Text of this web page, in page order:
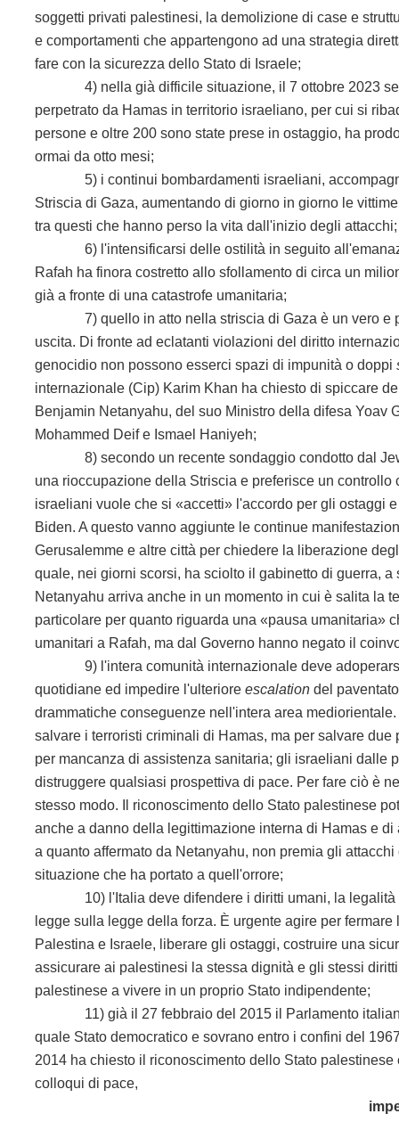
soggetti privati palestinesi, la demolizione di case e
e comportamenti che appartengono ad una strategia
fare con la sicurezza dello Stato di Israele;
4) nella già difficile situazione, il 7 ottobre 2023
perpetrato da Hamas in territorio israeliano, per cui si
persone e oltre 200 sono state prese in ostaggio, ha
ormai da otto mesi;
5) i continui bombardamenti israeliani,
Striscia di Gaza, aumentando di giorno in giorno le
tra questi che hanno perso la vita dall'inizio degli attacchi;
6) l'intensificarsi delle ostilità in seguito
Rafah ha finora costretto allo sfollamento di circa un
già a fronte di una catastrofe umanitaria;
7) quello in atto nella striscia di Gaza è un vero e
uscita. Di fronte ad eclatanti violazioni del diritto
genocidio non possono esserci spazi di impunità o doppi
internazionale (Cip) Karim Khan ha chiesto di spiccare
Benjamin Netanyahu, del suo Ministro della difesa Yoav
Mohammed Deif e Ismael Haniyeh;
8) secondo un recente sondaggio condotto dal
una rioccupazione della Striscia e preferisce un
israeliani vuole che si «accetti» l'accordo per gli ostaggi
Biden. A questo vanno aggiunte le continue
Gerusalemme e altre città per chiedere la liberazione
quale, nei giorni scorsi, ha sciolto il gabinetto di guerra,
Netanyahu arriva anche in un momento in cui è salita la
particolare per quanto riguarda una «pausa umanitaria»
umanitari a Rafah, ma dal Governo hanno negato il
9) l'intera comunità internazionale deve adoperarsi
quotidiane ed impedire l'ulterioreescalation del
drammatiche conseguenze nell'intera area
salvare i terroristi criminali di Hamas, ma per salvare
per mancanza di assistenza sanitaria; gli israeliani dalle
distruggere qualsiasi prospettiva di pace. Per fare ciò è
stesso modo. Il riconoscimento dello Stato palestinese
anche a danno della legittimazione interna di Hamas e
a quanto affermato da Netanyahu, non premia gli
situazione che ha portato a quell'orrore;
10) l'Italia deve difendere i diritti umani, la legalità e
legge sulla legge della forza. È urgente agire per
Palestina e Israele, liberare gli ostaggi, costruire una
assicurare ai palestinesi la stessa dignità e gli stessi
palestinese a vivere in un proprio Stato indipendente;
11) già il 27 febbraio del 2015 il Parlamento italiano
quale Stato democratico e sovrano entro i confini del
2014 ha chiesto il riconoscimento dello Stato
colloqui di pace,